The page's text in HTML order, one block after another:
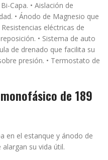
Capa. • Aislación de
• Ánodo de Magnesio que
eléctricas de
• Sistema de auto
de drenado que facilita su
presión. • Termostato de
de 189
en el estanque y ánodo de
su vida útil.